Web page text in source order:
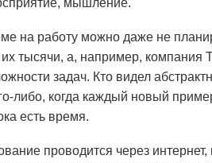
мышление.
на работу можно даже не
тысячи, а, например,
задач. Кто видел
либо, когда каждый новый
есть время.
проводится через